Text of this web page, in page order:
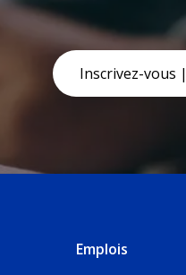
Inscrivez-vous
Emplois